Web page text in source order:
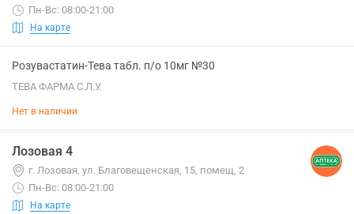
Пн-Вс: 08:00-21:00
На карте
Розувастатин-Тева табл. п/о 10мг №30
ТЕВА ФАРМА С.Л.У.
Нет в наличии
Лозовая 4
г. Лозовая, ул. Благовещенская, 15, помещ, 2
Пн-Вс: 08:00-21:00
На карте